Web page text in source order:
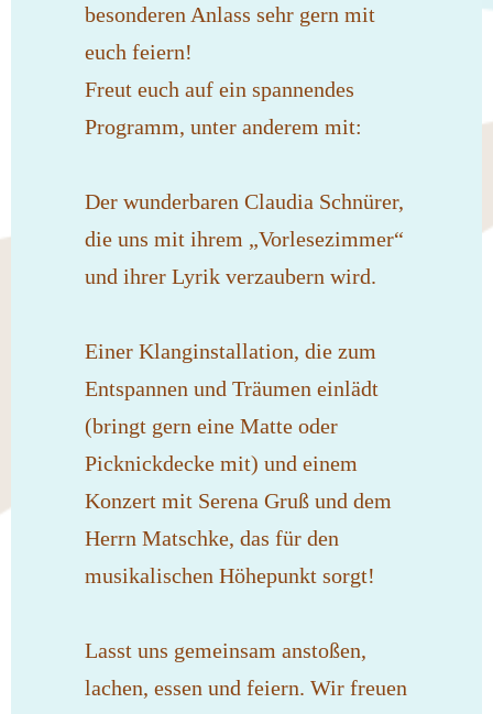
besonderen Anlass sehr gern mit
euch feiern!
Freut euch auf ein spannendes
Programm, unter anderem mit:
Der wunderbaren Claudia Schnürer,
die uns mit ihrem „Vorlesezimmer“
und ihrer Lyrik verzaubern wird.
Einer Klanginstallation, die zum
Entspannen und Träumen einlädt
(bringt gern eine Matte oder
Picknickdecke mit) und einem
Konzert mit Serena Gruß und dem
Herrn Matschke, das für den
musikalischen Höhepunkt sorgt!
Lasst uns gemeinsam anstoßen,
lachen, essen und feiern. Wir freuen